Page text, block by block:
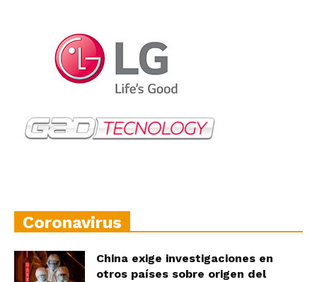
Coronavirus
China exige investigaciones en
otros países sobre origen del